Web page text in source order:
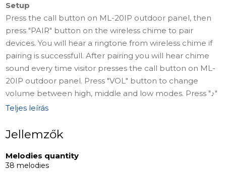
Setup
Press the call button on ML-20IP outdoor panel, then
press "PAIR" button on the wireless chime to pair
devices. You will hear a ringtone from wireless chime if
pairing is successfull. After pairing you will hear chime
sound every time visitor presses the call button on ML-
20IP outdoor panel. Press "VOL" button to change
volume between high, middle and low modes. Press "♪"
button to change ringtone.
1. Open area – 100 m
3. Concrete wall – 10 m - 60 m
4. Metallic wall – not recommended.
Teljes leírás
Jellemzők
Melodies quantity
38 melodies